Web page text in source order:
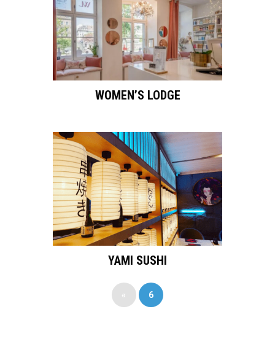
WOMEN’S LODGE
YAMI SUSHI
« 6